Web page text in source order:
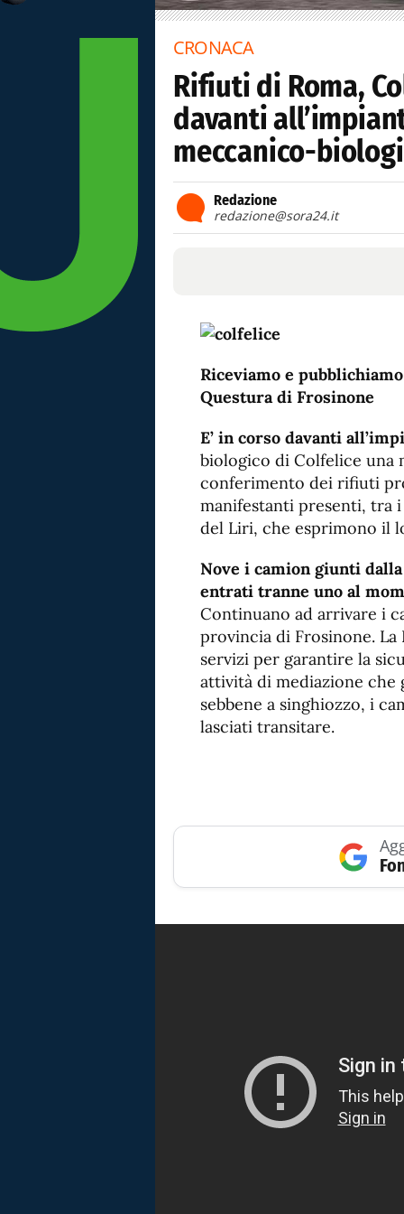
CRONACA
Rifiuti di Roma,
davanti
meccanico-
Redazione
redazione@sora24.it
Riceviamo e
Questura di Frosinone
E’ in corso davanti
biologico di Colfelice una
conferimento dei rifiuti
manifestanti presenti, tra
del Liri, che esprimono il
Nove i camion giunti
entrati tranne uno al
Continuano ad arrivare i
provincia di Frosinone.
servizi per garantire la
attività di mediazione che
sebbene a singhiozzo, i
lasciati transitare.